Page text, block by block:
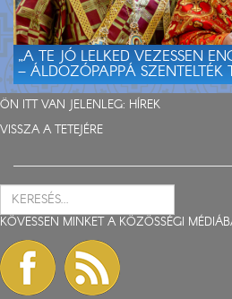
„A TE JÓ LELKED VEZESSEN
– ÁLDOZÓPAPPÁ SZENTELTÉK
ÖN ITT VAN JELENLEG: HÍREK
VISSZA A TETEJÉRE
KÖVESSEN MINKET A KÖZÖSSÉGI